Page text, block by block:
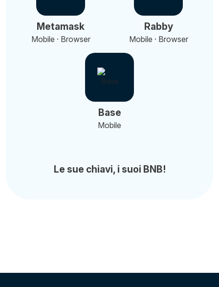
Metamask
Mobile · Browser
Rabby
Mobile · Browser
Base
Mobile
Le sue chiavi, i suoi BNB!